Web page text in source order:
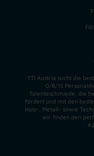
TTI Austria sucht die
0/8/15
Talenteschmiede, die
fördert und mit den
Holz-, Metall- sowie
wir finden den